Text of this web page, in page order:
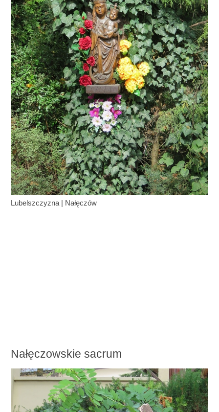
Lubelszczyzna | Nałęczów
Nałęczowskie sacrum